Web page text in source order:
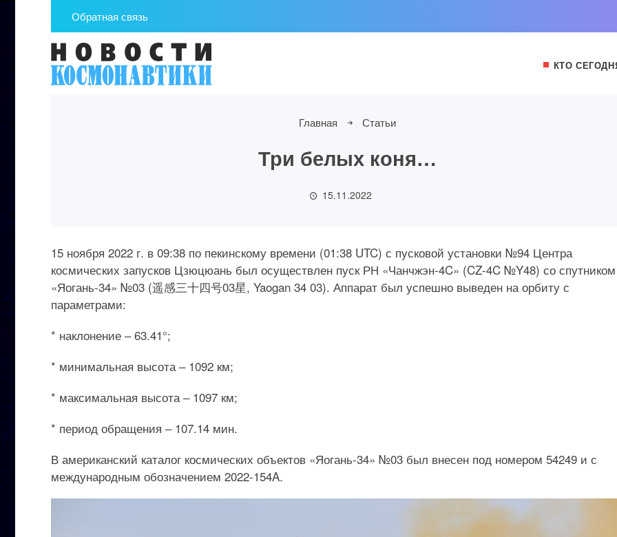
Обратная связь
КТО
Главная Статьи
Три белых коня…
15.11.2022
15 ноября 2022 г. в 09:38 по пекинскому времени (01:38 UTC) с пусковой установки №94 Центра
космических запусков Цзюцюань был осуществлен пуск РН «Чанчжэн-4C» (CZ-4C №Y48) со спутником
«Яогань-34» №03 (遥感三十四号03星, Yaogan 34 03). Аппарат был успешно выведен на орбиту с
параметрами:
* наклонение – 63.41°;
* минимальная высота – 1092 км;
* максимальная высота – 1097 км;
* период обращения – 107.14 мин.
В американский каталог космических объектов «Яогань-34» №03 был внесен под номером 54249 и с
международным обозначением 2022-154A.